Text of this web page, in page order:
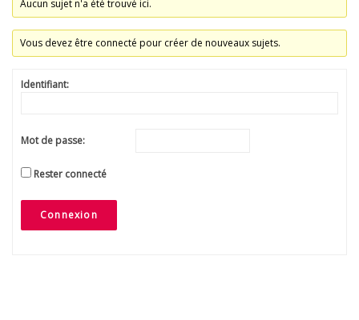
Aucun sujet n'a été trouvé ici.
Vous devez être connecté pour créer de nouveaux sujets.
Identifiant:
Mot de passe:
Rester connecté
Connexion